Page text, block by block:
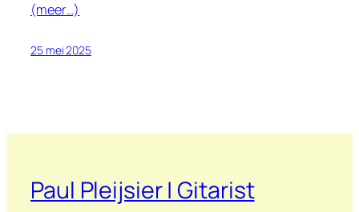
(meer…)
25 mei 2025
Paul Pleijsier | Gitarist